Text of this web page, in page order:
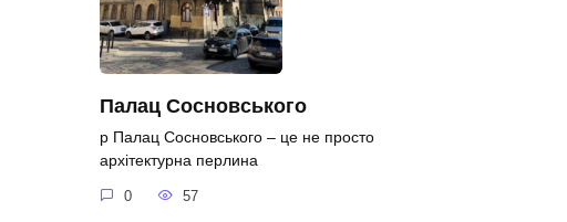
Палац Сосновського
p Палац Сосновського – це не просто
архітектурна перлина
0 57